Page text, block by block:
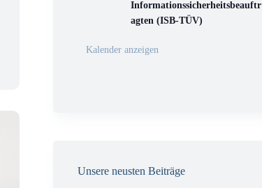
a
t
n
Informationssicherheitsbeauftr
agten (ISB-TÜV)
Kalender anzeigen
Unsere neusten Beiträge